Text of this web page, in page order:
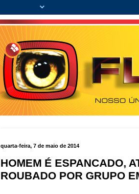
quarta-feira, 7 de maio de 2014
HOMEM É ESPANCADO,
ROUBADO POR GRUPO